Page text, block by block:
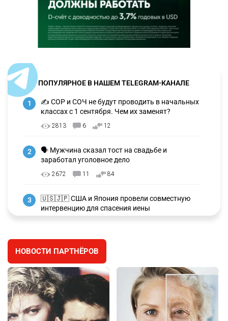
ПОПУЛЯРНОЕ В НАШЕМ TELEGRAM-КАНАЛЕ
1
✍️ СОР и СОЧ не будут проводить в начальных
классах с 1 сентября. Чем их заменят?
2813 6 12
2
🗣 Мужчина сказал тост на свадьбе и
заработал уголовное дело
2672 11 84
3
🇺🇸🇯🇵 США и Япония провели совместную
интервенцию для спасения иены
4
💬 Димаш Кудайберген ответил на критику
нового клипа
2705 6 77
5
⚠️ Доброе утро, друзья! Предлагаем обзор
главных новостей за 4 августа
2495 0 1
НОВОСТИ ПАРТНЁРОВ